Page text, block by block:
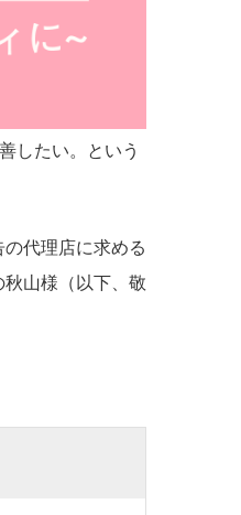
したい。という
代理店に求める
山様（以下、敬